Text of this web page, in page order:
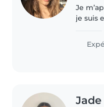
Je
je suis en
Jade